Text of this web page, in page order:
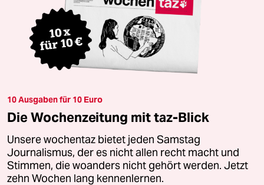
10 Ausgaben für 10 Euro
Die Wochenzeitung mit taz-Blick
Unsere wochentaz bietet jeden Samstag
Journalismus, der es nicht allen recht macht und
Stimmen, die woanders nicht gehört werden. Jetzt
zehn Wochen lang kennenlernen.